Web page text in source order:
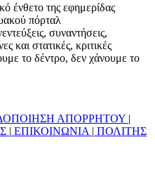
ένθετο της εφημερίδας
πόρταλ
συναντήσεις,
και στατικές, κριτικές
το δέντρο, δεν χάνουμε το
ΑΠΟΡΡΗΤΟΥ |
| ΕΠΙΚΟΙΝΩΝΙΑ | ΠΟΛΙΤΗΣ